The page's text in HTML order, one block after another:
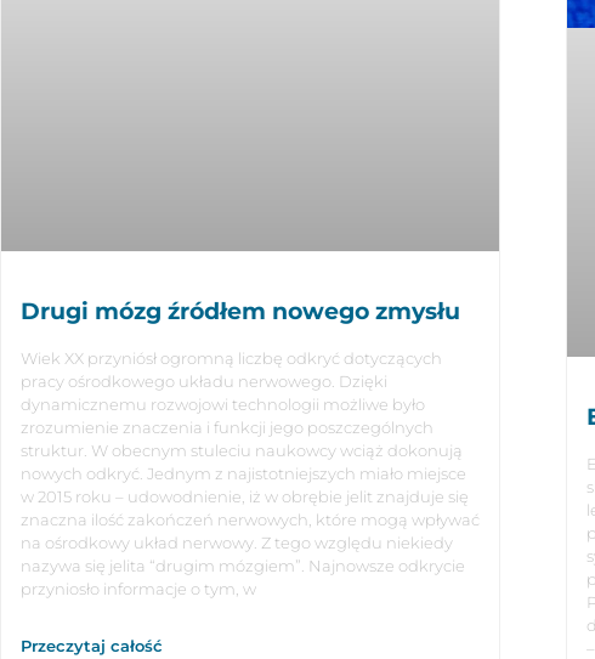
Drugi mózg źródłem nowego zmysłu
Wiek XX przyniósł ogromną liczbę odkryć dotyczących
pracy ośrodkowego układu nerwowego. Dzięki
dynamicznemu rozwojowi technologii możliwe było
zrozumienie znaczenia i funkcji jego poszczególnych
struktur. W obecnym stuleciu naukowcy wciąż dokonują
nowych odkryć. Jednym z najistotniejszych miało miejsce
w 2015 roku – udowodnienie, iż w obrębie jelit znajduje się
znaczna ilość zakończeń nerwowych, które mogą wpływać
na ośrodkowy układ nerwowy. Z tego względu niekiedy
nazywa się jelita “drugim mózgiem”. Najnowsze odkrycie
przyniosło informacje o tym, w
Przeczytaj całość